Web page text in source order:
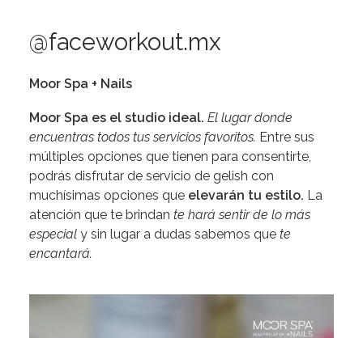
@faceworkout.mx
Moor Spa + Nails
Moor Spa es el studio ideal. El lugar donde
encuentras todos tus servicios favoritos. Entre sus
múltiples opciones que tienen para consentirte,
podrás disfrutar de servicio de gelish con
muchísimas opciones que elevarán tu estilo. La
atención que te brindan te hará sentir de lo más
especial y sin lugar a dudas sabemos que te
encantará.